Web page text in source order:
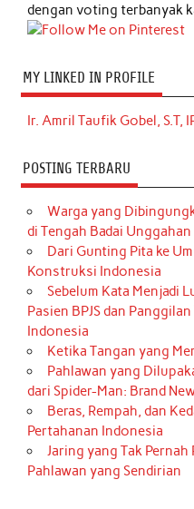
dengan voting terbanyak
MY LINKED IN PROFILE
Ir. Amril Taufik Gobel, S.T,
POSTING TERBARU
Warga yang
di Tengah Badai Unggahan
Dari Gunting Pita ke
Konstruksi Indonesia
Sebelum Kata Menjadi
Pasien BPJS dan
Indonesia
Ketika Tangan yang
Pahlawan yang
dari Spider-Man: Brand
Beras, Rempah, dan
Pertahanan Indonesia
Jaring yang Tak
Pahlawan yang Sendirian